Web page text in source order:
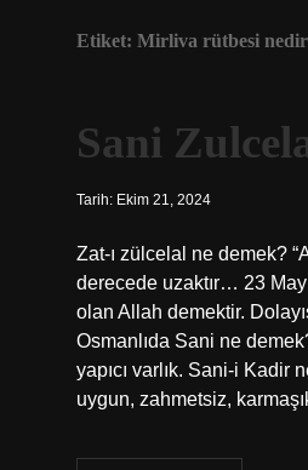
Etiket: Mirliva rütbesi nedir
Sani
Tarih: Ekim 21, 2024
Zat-ı zülcelal ne demek?
derecede uzaktır… 23
olan Allah demektir.
Osmanlıda Sani ne
yapıcı varlık. Sani-i Kadir
uygun, zahmetsiz,